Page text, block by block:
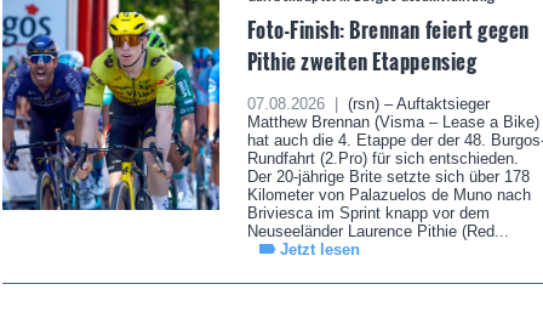
Foto-Finish: Brennan feiert gegen
Pithie zweiten Etappensieg
07.08.2026 |
(rsn) – Auftaktsieger
Matthew Brennan (Visma – Lease a Bike)
hat auch die 4. Etappe der der 48.
Rundfahrt (2.Pro) für sich entschieden.
Der 20-jährige Brite setzte sich über 178
Kilometer von Palazuelos de Muno nach
Briviesca im Sprint knapp vor dem
Neuseeländer Laurence Pithie (Red...
Jetzt lesen